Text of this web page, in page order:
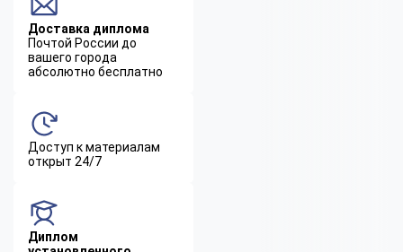
Доставка диплома
Почтой России до
вашего города
абсолютно бесплатно
Доступ к материалам
открыт 24/7
Диплом